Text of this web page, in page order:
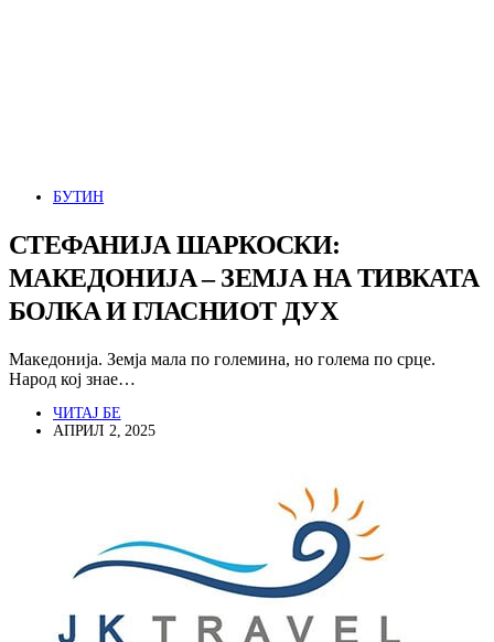
БУТИН
СТЕФАНИЈА ШАРКОСКИ:
МАКЕДОНИЈА – ЗЕМЈА НА ТИВКАТА
БОЛКА И ГЛАСНИОТ ДУХ
Македонија. Земја мала по големина, но голема по срце.
Народ кој знае…
ЧИТАЈ БЕ
АПРИЛ 2, 2025